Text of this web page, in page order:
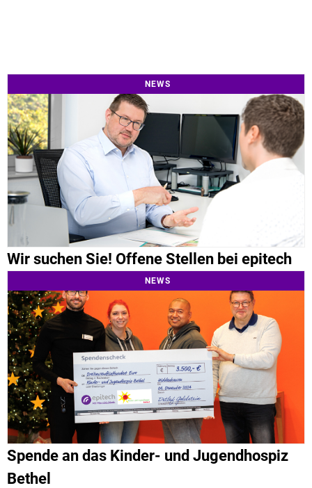
NEWS
Wir suchen Sie! Offene Stellen bei epitech
NEWS
Spende an das Kinder- und Jugendhospiz
Bethel